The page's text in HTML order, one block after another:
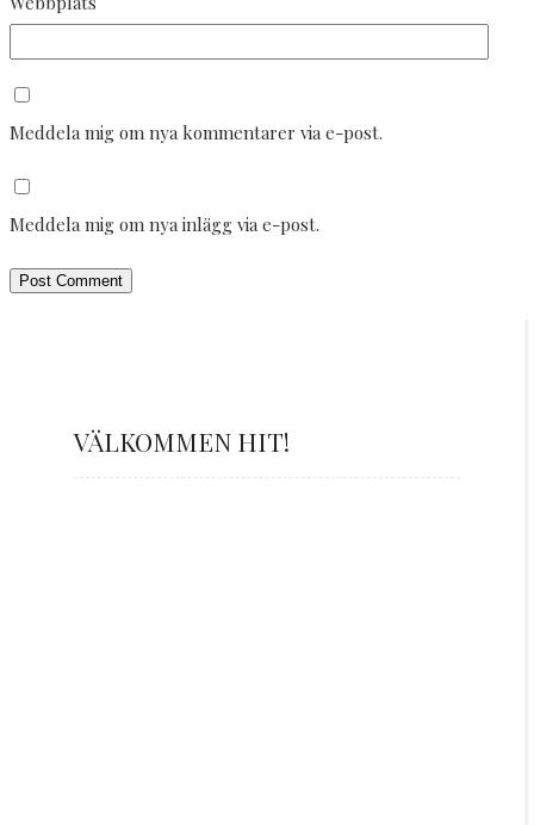
Meddela mig om nya kommentarer via e-post.
Meddela mig om nya inlägg via e-post.
VÄLKOMMEN HIT!